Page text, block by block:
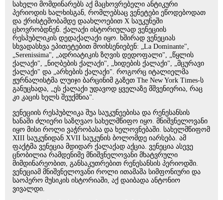
სახელი მომდინარებს აქ მაცხოვრებელი ანტიკური
პერიოდის ხალხისგან, რომლებსაც ვენეტები ეწოდებოდათ
და ქრისტეშობამდე დაახლოებით X საუკუნეში
ცხოვრობდნენ. ქალაქი ისტორიულად ვენეციის
რესპუბლიკის დედაქალაქი იყო. ხშირად ვენეციას
სხვადასხვა ეპითეტებით მოიხსენიებენ: „La Dominante",
„Serenissima", „ადრიატიკის ზღვის დედოფალი", „წყლის
ქალაქი", „ნიღბების ქალაქი", „ხიდების ქალაქი", „მცურავი
ქალაქი" და „არხების ქალაქი". როგორც იტალიელმა
ჟურნალისტმა ლუიჯი ბარცინიმ გაზეთ The New York Times-ს
განუცხადა, „ეს ქალაქი უდავოდ ყველაზე მშვენიერია, რაც
კი კაცის ხელს შეუქმნია".
ვენეციის რესპუბლიკა შუა საუკუნეებისა და რენესანსის
ხანაში ძლიერი საზღვაო სახელმწიფო იყო. მნიშვნელოვანი
იყო მისი როლი ვაჭრობასა და ხელოვნებაში. სახელმწიფომ
XIII საუკუნიდან XVII საუკუნის ბოლომდე იარსება. ამ
ფაქტმა ვენეცია მდიდარ ქალაქად აქცია. ვენეცია ასევე
ცნობილია რამდენიმე მნიშვნელოვანი მხატვრული
მიმდინარეობით, განსაკუთრებით რენესანსის პერიოდში.
ვენეციამ მნიშვნელოვანი როლი ითამაშა სიმფონიური და
საოპერო მუსიკის ისტორიაში, აქ დაიბადა ანტონიო
ვივალდი.